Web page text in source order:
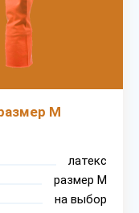
M
латекс
размер М
на выбор